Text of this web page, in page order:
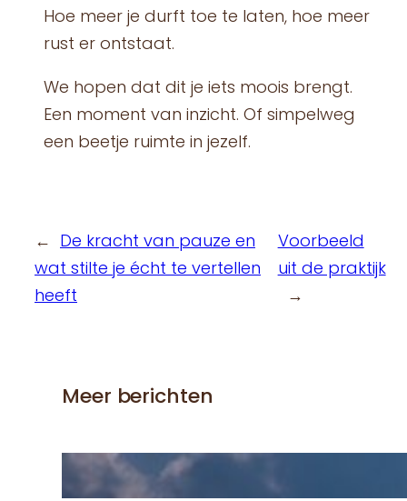
Hoe meer je durft toe te laten, hoe meer
rust er ontstaat.
We hopen dat dit je iets moois brengt.
Een moment van inzicht. Of simpelweg
een beetje ruimte in jezelf.
← De kracht van pauze en
wat stilte je écht te vertellen
heeft
Voorbeeld
uit de praktijk
→
Meer berichten
Voorbeeld uit de praktijk